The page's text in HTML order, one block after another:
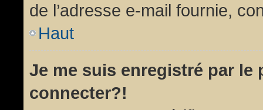
de l’adresse e-mail fournie,
Haut
Je me suis enregistré par le
connecter?!